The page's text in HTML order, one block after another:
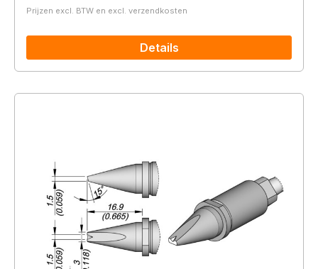
Prijzen excl. BTW en excl. verzendkosten
Details